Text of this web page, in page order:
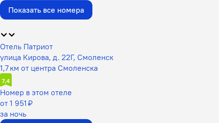
Показать все номера
Отель Патриот
улица Кирова, д. 22Г, Смоленск
1,7 км от центра Смоленска
7,4
Номер в этом отеле
от 1 951 ₽
за ночь